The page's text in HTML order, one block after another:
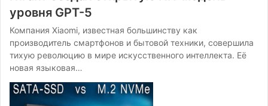
уровня GPT-5
Компания Xiaomi, известная большинству как
производитель смартфонов и бытовой техники, совершила
тихую революцию в мире искусственного интеллекта. Её
новая языковая…